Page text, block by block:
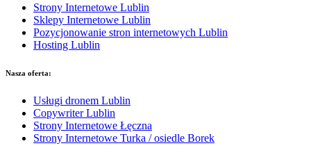
Strony Internetowe Lublin
Sklepy Internetowe Lublin
Pozycjonowanie stron internetowych Lublin
Hosting Lublin
Nasza oferta:
Usługi dronem Lublin
Copywriter Lublin
Strony Internetowe Łęczna
Strony Internetowe Turka / osiedle Borek